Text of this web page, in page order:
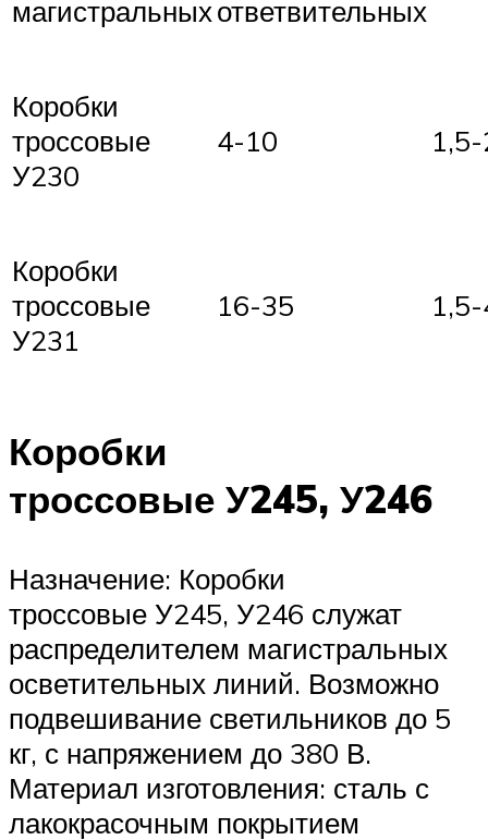
магистральныхответвительных
Коробки
троссовые
У230
4-10
Коробки
троссовые
У231
16-35
Коробки
троссовые У245, У246
Назначение: Коробки
троссовые У245, У246 служат
распределителем магистральных
осветительных линий. Возможно
подвешивание светильников до 5
кг, с напряжением до 380 В.
Материал изготовления: сталь с
лакокрасочным покрытием